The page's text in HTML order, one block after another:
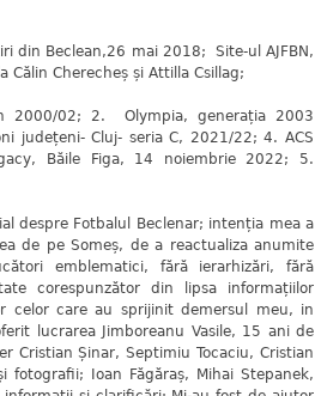
din Beclean,26 mai 2018; Site-ul AJFBN,
Cherecheș și Attilla Csillag;
2000/02; 2. Olympia, generația 2003
județeni- Cluj- seria C, 2021/22; 4. ACS
Băile Figa, 14 noiembrie 2022; 5.
despre Fotbalul Beclenar; intenția mea a
de pe Someș, de a reactualiza anumite
emblematici, fără ierarhizări, fără
corespunzător din lipsa informațiilor
celor care au sprijinit demersul meu, in
lucrarea Jimboreanu Vasile, 15 ani de
Cristian Șinar, Septimiu Tocaciu, Cristian
fotografii; Ioan Făgăraș, Mihai Stepanek,